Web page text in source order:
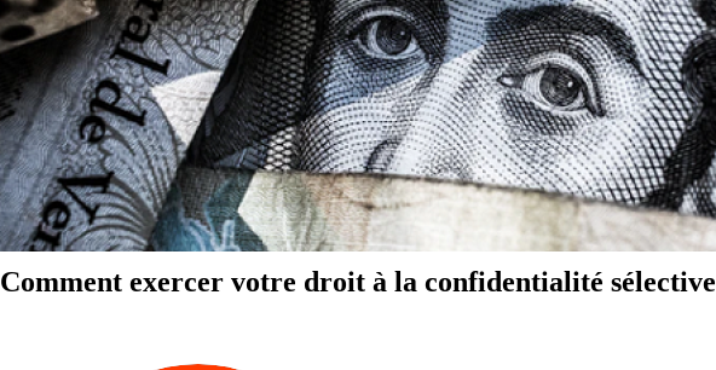
Comment exercer votre droit à la confidentialité sélective